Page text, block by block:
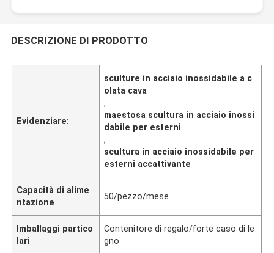
DESCRIZIONE DI PRODOTTO
Evidenziare:
sculture in acciaio inossidabile a c
olata cava
,
maestosa scultura in acciaio inossi
dabile per esterni
,
scultura in acciaio inossidabile per
esterni accattivante
Capacità di alime
ntazione
50/pezzo/mese
Imballaggi partico
lari
Contenitore di regalo/forte caso di le
gno